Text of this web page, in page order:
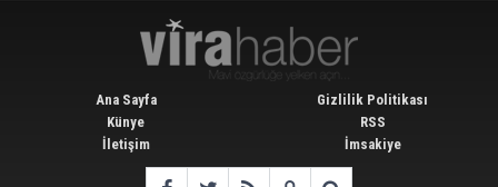
Ana Sayfa
Künye
İletişim
Gizlilik Politikası
RSS
İmsakiye